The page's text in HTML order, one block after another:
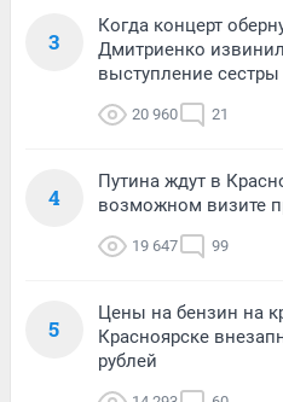
3
Когда концерт
Дмитриенко
выступление
20 960 21
4
Путина ждут в
возможном визите
19 647 99
5
Цены на бензин на
Красноярске
рублей